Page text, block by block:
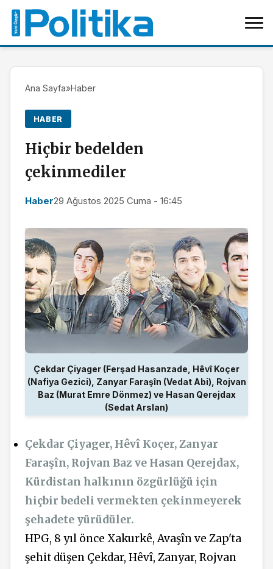
Ana Sayfa»Haber
HABER
Hiçbir bedelden
çekinmediler
Haber29 Ağustos 2025 Cuma - 16:45
Çekdar Çiyager (Ferşad Hasanzade, Hêvî Koçer
(Nafiya Gezici), Zanyar Faraşîn (Vedat Abi), Rojvan
Baz (Murat Emre Dönmez) ve Hasan Qerejdax
(Sedat Arslan)
Çekdar Çiyager, Hêvî Koçer, Zanyar
Faraşîn, Rojvan Baz ve Hasan Qerejdax,
Kürdistan halkının özgürlüğü için
hiçbir bedeli vermekten çekinmeyerek
şehadete yürüdüler.
HPG, 8 yıl önce Xakurkê, Avaşîn ve Zap'ta
şehit düşen Çekdar, Hêvî, Zanyar, Rojvan